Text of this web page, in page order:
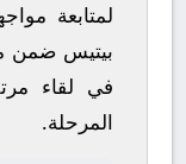
لمتابعة
بيتيس ضمن
في لقاء
المرحلة.